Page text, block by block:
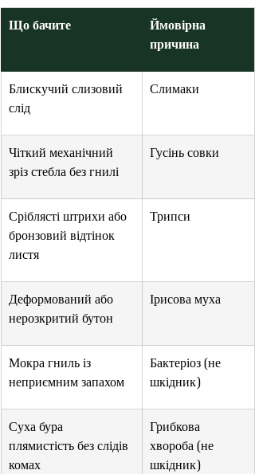
Що бачите
Ймовірна
причина
Блискучий слизовий
слід
Слимаки
Чіткий механічний
зріз стебла без гнилі
Гусінь совки
Сріблясті штрихи або
бронзовий відтінок
листя
Трипси
Деформований або
нерозкритий бутон
Ірисова муха
Мокра гниль із
неприємним запахом
Бактеріоз (не
шкідник)
Суха бура
плямистість без слідів
комах
Грибкова
хвороба (не
шкідник)